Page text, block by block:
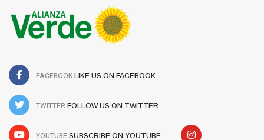
FACEBOOK LIKE US ON FACEBOOK
TWITTER FOLLOW US ON TWITTER
YOUTUBE SUBSCRIBE ON YOUTUBE